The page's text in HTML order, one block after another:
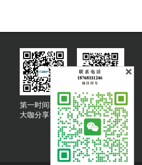
第一时间获取
大咖分享资讯
大咖说吐槽客服